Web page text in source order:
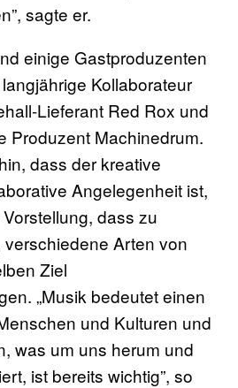
sagte er.
einige Gastproduzenten
Kollaborateur
Lieferant Red Rox und
Produzent Machinedrum.
dass der kreative
Angelegenheit ist,
dass zu
Arten von
Ziel
„Musik bedeutet einen
und Kulturen und
was um uns herum und
ist bereits wichtig”, so